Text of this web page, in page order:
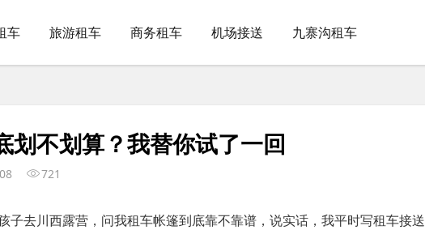
车 旅游租车 商务租车 机场接送 九寨沟租车
划不划算？我替你试了一回
721
子去川西露营，问我租车帐篷到底靠不靠谱，说实话，我平时写租车接送